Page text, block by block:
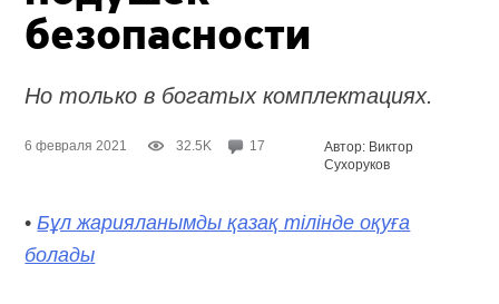
безопасности
Но только в богатых комплектациях.
6 февраля 2021 32.5K 17
Автор: Виктор
Сухоруков
•Бұл жарияланымды қазақ тілінде оқуға
болады